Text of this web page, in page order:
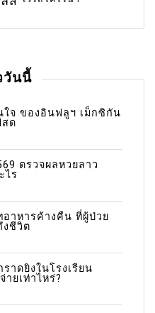
วันนี้
ใจ ของอินฟลูฯ เม็กซิกัน
ด
ตรวจผลหวยลาว
ไร
อาหารค้างคืน ที่ผู้ป่วย
งชีวิต
ราดยิงในโรงเรียน
ยเท่าไหร่?